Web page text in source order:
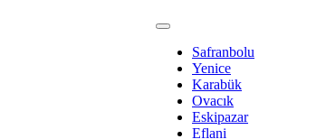
Safranbolu
Yenice
Karabük
Ovacık
Eskipazar
Eflani